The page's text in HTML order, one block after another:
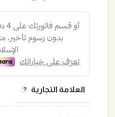
300,00 ر.س.
العلامة التجارية